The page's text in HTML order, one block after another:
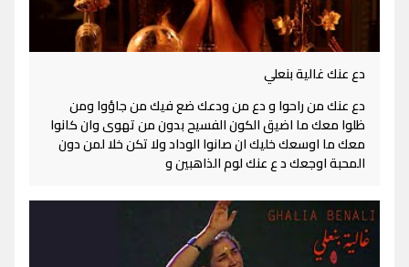
دع عنك غالية بنعلي
دع عنك من راحوا و دع من ودعك ضع فيك من جاؤوا ومن
ظلوا معك ما اضيق الكون الفسيح بدون من تهوى وان كانوا
معك ما اوسعك خليك ان صانوا الوداد ولا تكن خلا لمن دون
المحبة اوجعك د ع عنك لوم الذاهبين و